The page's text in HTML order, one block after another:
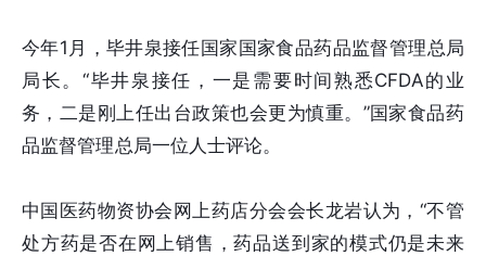
今年1月，毕井泉接任国家国家食品药品监督管理总局
局长。“毕井泉接任，一是需要时间熟悉CFDA的业
务，二是刚上任出台政策也会更为慎重。”国家食品药
品监督管理总局一位人士评论。
中国医药物资协会网上药店分会会长龙岩认为，“不管
处方药是否在网上销售，药品送到家的模式仍是未来